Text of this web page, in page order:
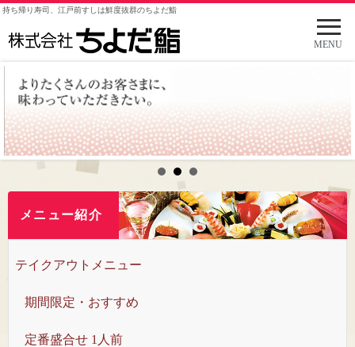
メ
ニ
ュ
く
MENU
持ち帰り寿司、江戸前すしは鮮度抜群のちよだ鮨
メニュー紹介
テイクアウトメニュー
期間限定・おすすめ
定番盛合せ 1人前